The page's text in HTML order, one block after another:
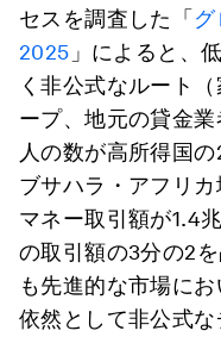
セスを調査した「
2025 」によると、
く非公式なルート
ープ、地元の貸金
人の数が高所得国
ブサハラ・アフリ
マネー取引額が1.4
の取引額の3分の2
も先進的な市場に
依然として非公式